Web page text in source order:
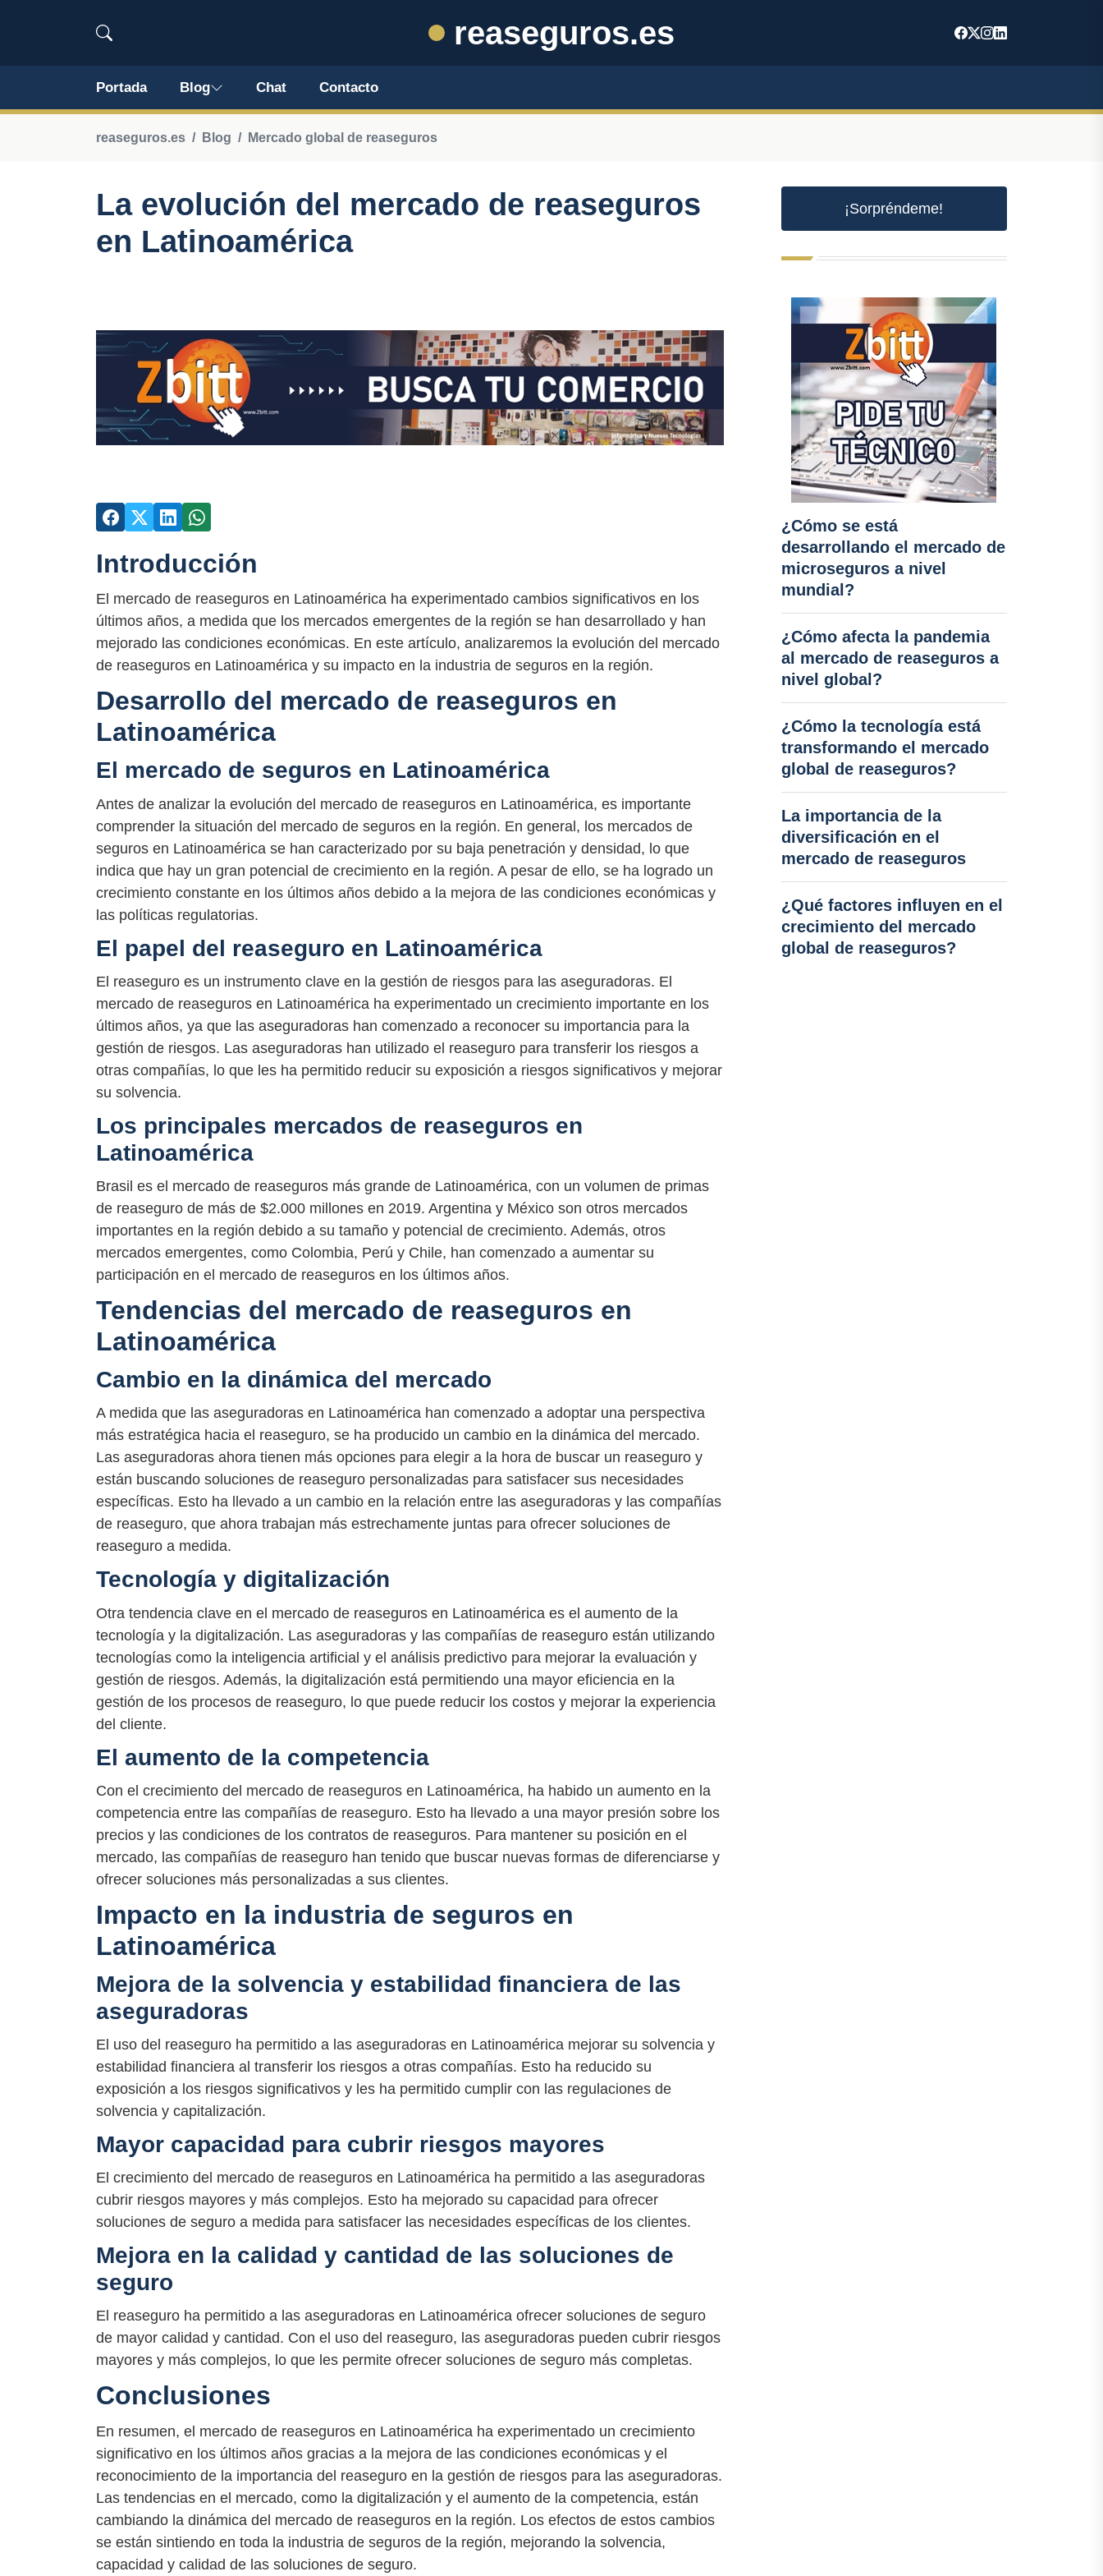
reaseguros.es
Portada Blog Chat Contacto
reaseguros.es Blog Mercado global de reaseguros
La evolución del mercado de reaseguros
en Latinoamérica
Introducción
El mercado de reaseguros en Latinoamérica ha experimentado cambios significativos en los
últimos años, a medida que los mercados emergentes de la región se han desarrollado y han
mejorado las condiciones económicas. En este artículo, analizaremos la evolución del mercado
de reaseguros en Latinoamérica y su impacto en la industria de seguros en la región.
Desarrollo del mercado de reaseguros en
Latinoamérica
El mercado de seguros en Latinoamérica
Antes de analizar la evolución del mercado de reaseguros en Latinoamérica, es importante
comprender la situación del mercado de seguros en la región. En general, los mercados de
seguros en Latinoamérica se han caracterizado por su baja penetración y densidad, lo que
indica que hay un gran potencial de crecimiento en la región. A pesar de ello, se ha logrado un
crecimiento constante en los últimos años debido a la mejora de las condiciones económicas y
las políticas regulatorias.
El papel del reaseguro en Latinoamérica
El reaseguro es un instrumento clave en la gestión de riesgos para las aseguradoras. El
mercado de reaseguros en Latinoamérica ha experimentado un crecimiento importante en los
últimos años, ya que las aseguradoras han comenzado a reconocer su importancia para la
gestión de riesgos. Las aseguradoras han utilizado el reaseguro para transferir los riesgos a
otras compañías, lo que les ha permitido reducir su exposición a riesgos significativos y mejorar
su solvencia.
Los principales mercados de reaseguros en
Latinoamérica
Brasil es el mercado de reaseguros más grande de Latinoamérica, con un volumen de primas
de reaseguro de más de $2.000 millones en 2019. Argentina y México son otros mercados
importantes en la región debido a su tamaño y potencial de crecimiento. Además, otros
mercados emergentes, como Colombia, Perú y Chile, han comenzado a aumentar su
participación en el mercado de reaseguros en los últimos años.
Tendencias del mercado de reaseguros en
Latinoamérica
Cambio en la dinámica del mercado
A medida que las aseguradoras en Latinoamérica han comenzado a adoptar una perspectiva
más estratégica hacia el reaseguro, se ha producido un cambio en la dinámica del mercado.
Las aseguradoras ahora tienen más opciones para elegir a la hora de buscar un reaseguro y
están buscando soluciones de reaseguro personalizadas para satisfacer sus necesidades
específicas. Esto ha llevado a un cambio en la relación entre las aseguradoras y las compañías
de reaseguro, que ahora trabajan más estrechamente juntas para ofrecer soluciones de
reaseguro a medida.
Tecnología y digitalización
Otra tendencia clave en el mercado de reaseguros en Latinoamérica es el aumento de la
tecnología y la digitalización. Las aseguradoras y las compañías de reaseguro están utilizando
tecnologías como la inteligencia artificial y el análisis predictivo para mejorar la evaluación y
gestión de riesgos. Además, la digitalización está permitiendo una mayor eficiencia en la
gestión de los procesos de reaseguro, lo que puede reducir los costos y mejorar la experiencia
del cliente.
El aumento de la competencia
Con el crecimiento del mercado de reaseguros en Latinoamérica, ha habido un aumento en la
competencia entre las compañías de reaseguro. Esto ha llevado a una mayor presión sobre los
precios y las condiciones de los contratos de reaseguros. Para mantener su posición en el
mercado, las compañías de reaseguro han tenido que buscar nuevas formas de diferenciarse y
ofrecer soluciones más personalizadas a sus clientes.
Impacto en la industria de seguros en
Latinoamérica
Mejora de la solvencia y estabilidad financiera de las
aseguradoras
El uso del reaseguro ha permitido a las aseguradoras en Latinoamérica mejorar su solvencia y
estabilidad financiera al transferir los riesgos a otras compañías. Esto ha reducido su
exposición a los riesgos significativos y les ha permitido cumplir con las regulaciones de
solvencia y capitalización.
Mayor capacidad para cubrir riesgos mayores
El crecimiento del mercado de reaseguros en Latinoamérica ha permitido a las aseguradoras
cubrir riesgos mayores y más complejos. Esto ha mejorado su capacidad para ofrecer
soluciones de seguro a medida para satisfacer las necesidades específicas de los clientes.
Mejora en la calidad y cantidad de las soluciones de
seguro
El reaseguro ha permitido a las aseguradoras en Latinoamérica ofrecer soluciones de seguro
de mayor calidad y cantidad. Con el uso del reaseguro, las aseguradoras pueden cubrir riesgos
mayores y más complejos, lo que les permite ofrecer soluciones de seguro más completas.
Conclusiones
En resumen, el mercado de reaseguros en Latinoamérica ha experimentado un crecimiento
significativo en los últimos años gracias a la mejora de las condiciones económicas y el
reconocimiento de la importancia del reaseguro en la gestión de riesgos para las aseguradoras.
Las tendencias en el mercado, como la digitalización y el aumento de la competencia, están
cambiando la dinámica del mercado de reaseguros en la región. Los efectos de estos cambios
se están sintiendo en toda la industria de seguros de la región, mejorando la solvencia,
capacidad y calidad de las soluciones de seguro.
¡Sorpréndeme!
¿Cómo se está
desarrollando el mercado de
microseguros a nivel
mundial?
¿Cómo afecta la pandemia
al mercado de reaseguros a
nivel global?
¿Cómo la tecnología está
transformando el mercado
global de reaseguros?
La importancia de la
diversificación en el
mercado de reaseguros
¿Qué factores influyen en el
crecimiento del mercado
global de reaseguros?